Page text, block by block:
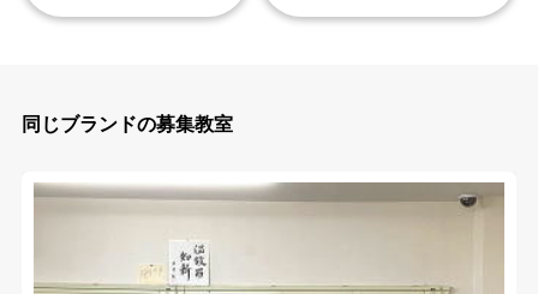
同じブランドの募集教室